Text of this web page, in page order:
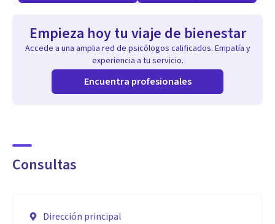
Empieza hoy tu viaje de bienestar
Accede a una amplia red de psicólogos calificados. Empatía y
experiencia a tu servicio.
Encuentra profesionales
Consultas
Dirección principal